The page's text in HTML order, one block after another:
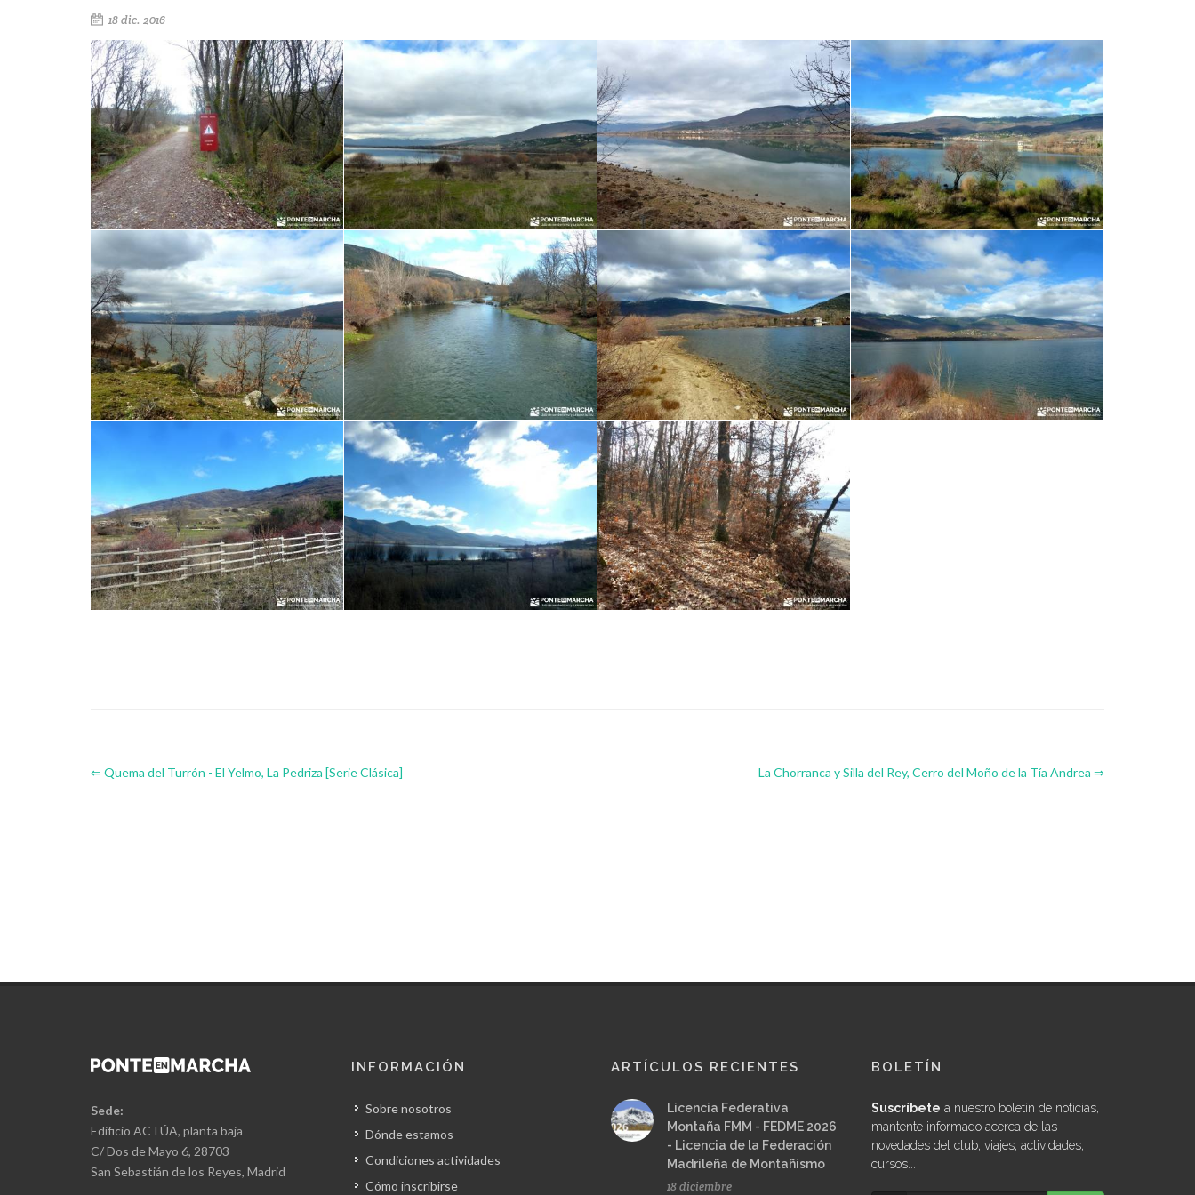
18 dic. 2016
⇐ Quema del Turrón - El Yelmo, La Pedriza [Serie Clásica] La Chorranca y Silla del Rey, Cerro del Moño de la Tía Andrea ⇒
Sede:
Edificio ACTÚA, planta baja
C/ Dos de Mayo 6, 28703
San Sebastián de los Reyes, Madrid
INFORMACIÓN
Sobre nosotros
Dónde estamos
Condiciones actividades
Cómo inscribirse
ARTÍCULOS RECIENTES
Licencia Federativa
Montaña FMM - FEDME 2026
- Licencia de la Federación
Madrileña de Montañismo
18 diciembre
BOLETÍN
Suscríbete a nuestro boletín de noticias,
mantente informado acerca de las
novedades del club, viajes, actividades,
cursos...